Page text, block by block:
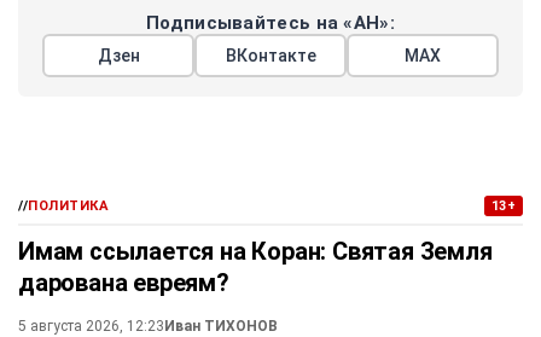
Подписывайтесь на «АН»:
Дзен ВКонтакте МАХ
//ПОЛИТИКА 13+
Имам ссылается на Коран: Святая Земля
дарована евреям?
5 августа 2026, 12:23 Иван ТИХОНОВ